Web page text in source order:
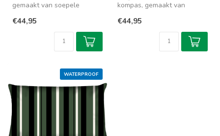
gemaakt van soepele
Combineer deze wa...
€44,95
kompas, gemaakt van
verkleurende stof...
€44,95
WATERPROOF